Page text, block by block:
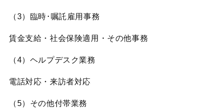
（3）臨時･嘱託雇用事務
賃金支給・社会保険適用・その他事務
（4）ヘルプデスク業務
電話対応・来訪者対応
（5）その他付帯業務